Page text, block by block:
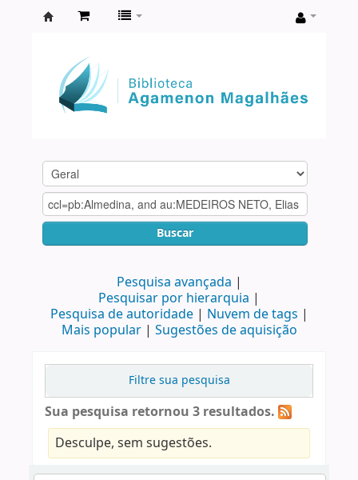
Agamenon
Magalhães
Buscar
Pesquisa avançada
Pesquisar por hierarquia
Pesquisa de autoridade
Nuvem de tags
Mais popular
Sugestões de aquisição
Filtre sua pesquisa
Sua pesquisa retornou 3 resultados.
Desculpe, sem sugestões.